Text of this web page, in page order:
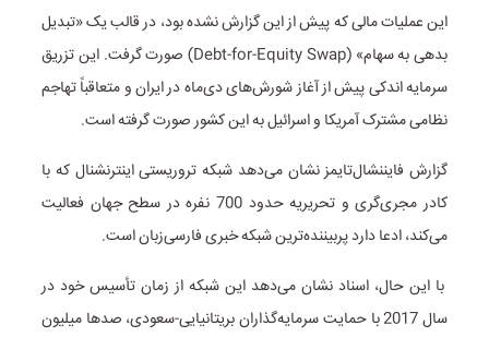
این عملیات مالی که پیش از این گزارش نشده بود، در قالب یک «تبدیل
بدهی به سهام» (Debt-for-Equity Swap) صورت گرفت. این تزریق
سرمایه اندکی پیش از آغاز شورش‌های دی‌ماه در ایران و متعاقباً تهاجم
نظامی مشترک آمریکا و اسرائیل به این کشور صورت گرفته است.
گزارش فایننشال‌تایمز نشان می‌دهد شبکه تروریستی اینترنشنال که با
کادر مجری‌گری و تحریریه حدود 700 نفره در سطح جهان فعالیت
می‌کند، ادعا دارد پربیننده‌ترین شبکه خبری فارسی‌زبان است.
با این حال، اسناد نشان می‌دهد این شبکه از زمان تأسیس خود در
سال 2017 با حمایت سرمایه‌گذاران بریتانیایی-سعودی، صدها میلیون